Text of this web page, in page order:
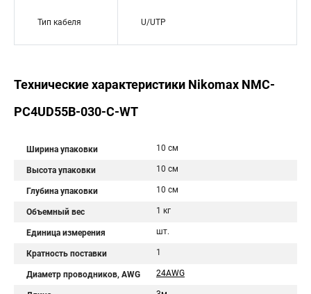
Тип кабеля U/UTP
Технические характеристики Nikomax NMC-
PC4UD55B-030-C-WT
Ширина упаковки 10 см
Высота упаковки 10 см
Глубина упаковки 10 см
Объемный вес 1 кг
Единица измерения шт.
Кратность поставки 1
Диаметр проводников, AWG 24AWG